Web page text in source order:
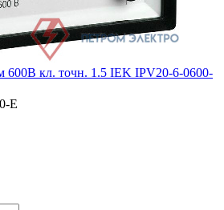
600В кл. точн. 1.5 IEK IPV20-6-0600-
E